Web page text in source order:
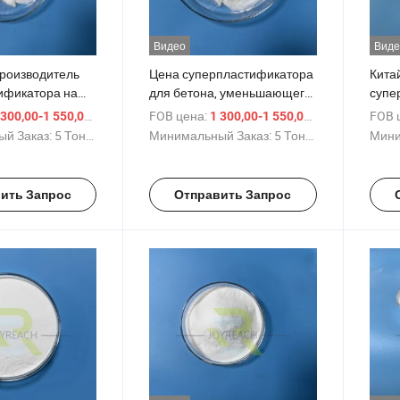
на
для
1 550,00 $
Заказ: 5 Тонны
Запрос
Видео
Цена суперпластификатора
для бетона, уменьшающего
количество воды, для
цементных клеев
FOB цена: 1 300,00-1 550,00 $
Минимальный Заказ: 5 Тонны
Отправить Запрос
FOB